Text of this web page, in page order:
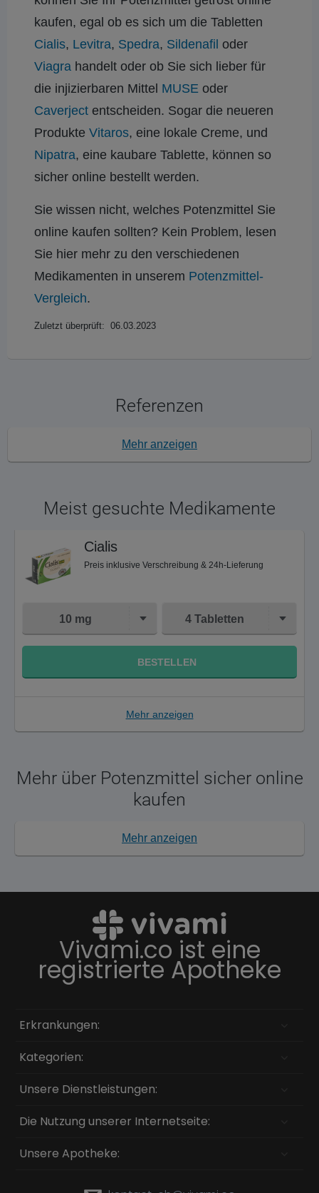
kaufen, egal ob es sich um die Tabletten
Cialis, Levitra, Spedra, Sildenafil oder
Viagra handelt oder ob Sie sich lieber für
die injizierbaren Mittel MUSE oder
Caverject entscheiden. Sogar die neueren
Produkte Vitaros, eine lokale Creme, und
Nipatra, eine kaubare Tablette, können so
sicher online bestellt werden.
Sie wissen nicht, welches Potenzmittel Sie
online kaufen sollten? Kein Problem, lesen
Sie hier mehr zu den verschiedenen
Medikamenten in unserem Potenzmittel-
Vergleich.
Zuletzt überprüft: 06.03.2023
Referenzen
Mehr anzeigen
Meist gesuchte Medikamente
Cialis
Preis inklusive Verschreibung & 24h-Lieferung
10 mg 4 Tabletten
BESTELLEN
Mehr anzeigen
Mehr über Potenzmittel sicher online
kaufen
Mehr anzeigen
Vivami.co ist eine
registrierte Apotheke
Erkrankungen:
Kategorien:
Unsere Dienstleistungen:
Die Nutzung unserer Internetseite:
Unsere Apotheke: